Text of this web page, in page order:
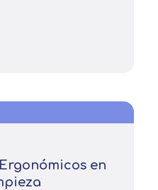
en